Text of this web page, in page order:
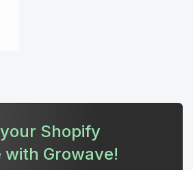
Shopify
Growave!